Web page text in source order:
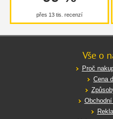
přes 13 tis. recenzí
Vše o
Proč
Cena